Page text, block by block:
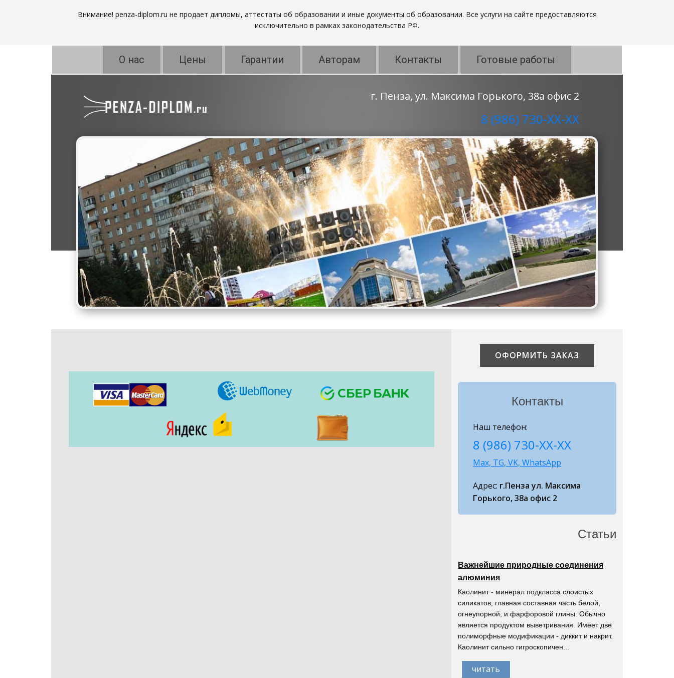
Внимание! penza-diplom.ru не продает дипломы, аттестаты об образовании и иные документы об образовании. Все услуги на сайте предоставляются
исключительно в рамках законодательства РФ.
О нас Цены Гарантии Авторам Контакты Готовые работы
г. Пенза, ул. Максима Горького, 38а офис 2
8 (986) 730-ХХ-ХХ
ОФОРМИТЬ ЗАКАЗ
Контакты
Наш телефон:
8 (986) 730-ХХ-ХХ
Max, TG, VK, WhatsApp
Адрес: г.Пенза ул. Максима
Горького, 38а офис 2
Статьи
Важнейшие природные соединения
алюминия
Каолинит - минерал подкласса слоистых
силикатов, главная составная часть белой,
огнеупорной, и фарфоровой глины. Обычно
является продуктом выветривания. Имеет две
полиморфные модификации - диккит и накрит.
Каолинит сильно гигроскопичен...
читать